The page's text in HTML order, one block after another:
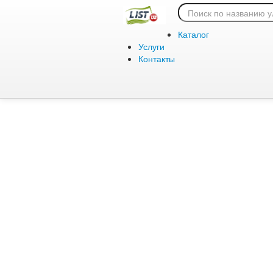
Каталог
Услуги
Контакты
Ошибка